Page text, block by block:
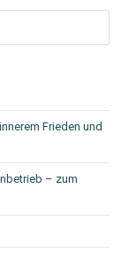
Frieden und
– zum